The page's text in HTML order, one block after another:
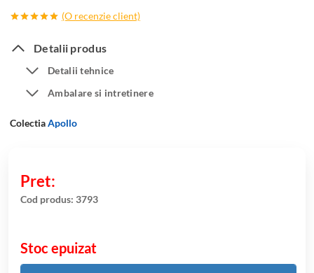
pe baza
singure
(O recenzie client)
Detalii produs
Detalii tehnice
Ambalare si intretinere
ColectiaApollo
Cod produs: 3793
Stoc epuizat